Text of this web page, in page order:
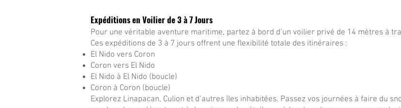
Expéditions en Voilier de 3 à 7 Jours
Pour une véritable aventure maritime, partez à bord d’un voilier privé de 14 mètres à
Ces expéditions de 3 à 7 jours offrent une flexibilité totale des itinéraires :
El Nido vers Coron
Coron vers El Nido
El Nido à El Nido (boucle)
Coron à Coron (boucle)
Explorez Linapacan, Culion et d’autres îles inhabitées. Passez vos journées à faire du